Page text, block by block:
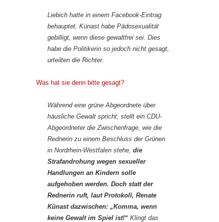
Liebich hatte in einem Facebook-Eintrag
behauptet, Künast habe Pädosexualität
gebilligt, wenn diese gewaltfrei sei. Dies
habe die Politikerin so jedoch nicht gesagt,
urteilten die Richter.
Was hat sie denn bitte gesagt?
Während eine grüne Abgeordnete über
häusliche Gewalt spricht, stellt ein CDU-
Abgeordneter die Zwischenfrage, wie die
Rednerin zu einem Beschluss der Grünen
in Nordrhein-Westfalen stehe, die
Strafandrohung wegen sexueller
Handlungen an Kindern solle
aufgehoben werden. Doch statt der
Rednerin ruft, laut Protokoll, Renate
Künast dazwischen: „Komma, wenn
keine Gewalt im Spiel ist!“ Klingt das